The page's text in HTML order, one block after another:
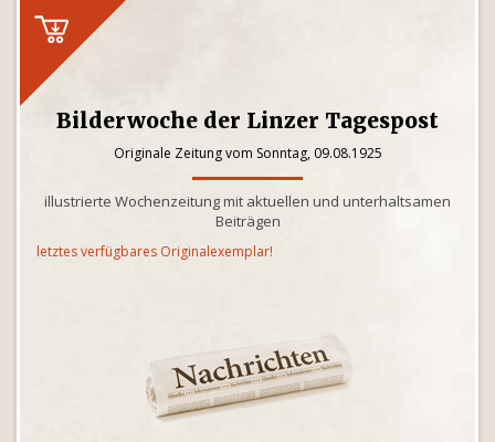
Bilderwoche der Linzer Tagespost
Originale Zeitung vom Sonntag, 09.08.1925
illustrierte Wochenzeitung mit aktuellen und unterhaltsamen
Beiträgen
letztes verfügbares Originalexemplar!